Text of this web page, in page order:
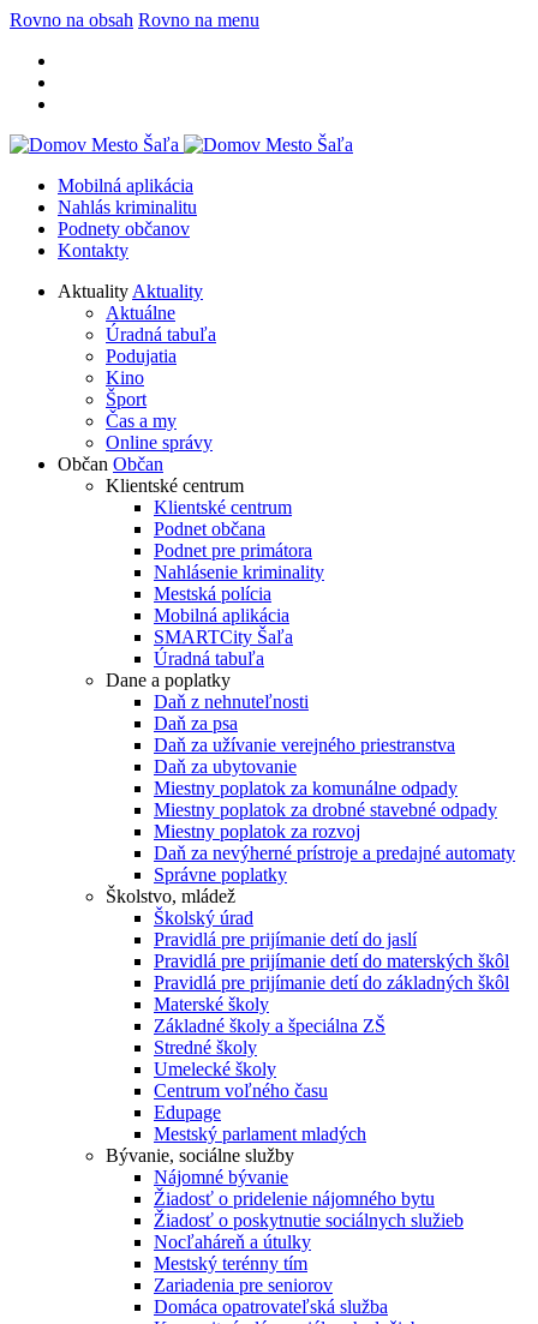
Rovno na obsah Rovno na menu
Mobilná aplikácia
Nahlás kriminalitu
Podnety občanov
Kontakty
Aktuality Aktuality
Aktuálne
Úradná tabuľa
Podujatia
Kino
Šport
Čas a my
Online správy
Občan Občan
Klientské centrum
Klientské centrum
Podnet občana
Podnet pre primátora
Nahlásenie kriminality
Mestská polícia
Mobilná aplikácia
SMARTCity Šaľa
Úradná tabuľa
Dane a poplatky
Daň z nehnuteľnosti
Daň za psa
Daň za užívanie verejného priestranstva
Daň za ubytovanie
Miestny poplatok za komunálne odpady
Miestny poplatok za drobné stavebné odpady
Miestny poplatok za rozvoj
Daň za nevýherné prístroje a predajné automaty
Správne poplatky
Školstvo, mládež
Školský úrad
Pravidlá pre prijímanie detí do jaslí
Pravidlá pre prijímanie detí do materských škôl
Pravidlá pre prijímanie detí do základných škôl
Materské školy
Základné školy a špeciálna ZŠ
Stredné školy
Umelecké školy
Centrum voľného času
Edupage
Mestský parlament mladých
Bývanie, sociálne služby
Nájomné bývanie
Žiadosť o pridelenie nájomného bytu
Žiadosť o poskytnutie sociálnych služieb
Nocľaháreň a útulky
Mestský terénny tím
Zariadenia pre seniorov
Domáca opatrovateľská služba